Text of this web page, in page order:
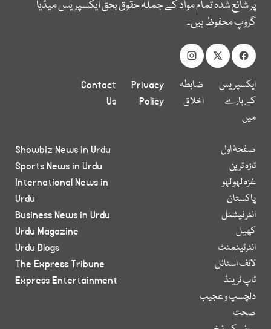
پر شائع شدہ تمام مواد کے جملہ حقوق بحق ایکسپریس میڈیا
گروپ محفوظ ہیں۔
ایکسپریس
کے بارے
میں
ضابطہ
اخلاق
Privacy
Policy
Contact
Us
صفحۂ اول
تازہ ترین
غزہ لہو لہو
پاکستان
انٹر نیشنل
کھیل
انٹرٹینمنٹ
لائف اسٹائل
ٹاپ ٹرینڈ
دلچسپ و عجیب
صحت
Showbiz News in Urdu
Sports News in Urdu
International News in
Urdu
Business News in Urdu
Urdu Magazine
Urdu Blogs
The Express Tribune
Express Entertainment